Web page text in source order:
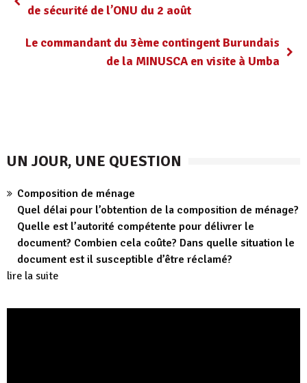
de sécurité de l’ONU du 2 août
Le commandant du 3ème contingent Burundais
de la MINUSCA en visite à Umba
UN JOUR, UNE QUESTION
Composition de ménage
Quel délai pour l’obtention de la composition de ménage?
Quelle est l’autorité compétente pour délivrer le
document? Combien cela coûte? Dans quelle situation le
document est il susceptible d’être réclamé?
lire la suite